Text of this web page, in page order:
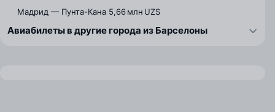
Мадрид — Пунта-Кана 5,66 млн UZS
Авиабилеты в другие города из Барселоны